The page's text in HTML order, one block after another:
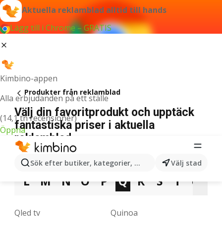
Aktuella reklamblad alltid till hands
Lägg till i Chrome – GRATIS
Kimbino-appen
Alla erbjudanden på ett ställe
(14,1 tn recensioner)
Öppna
Sök efter butiker, kategorier, produkter...Välj stad
Produkter från reklamblad
Välj din favoritprodukt och upptäck
fantastiska priser i aktuella
reklamblad
3 5 7 9 A B D E F
L
M N O P Q R S T U
Qled tv Quinoa